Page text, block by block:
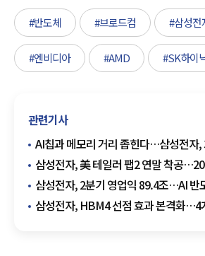
#반도체 #브로드컴 #삼성전
#엔비디아 #AMD #SK하이
관련기사
AI칩과 메모리 거리 좁힌다…삼성전
첫 공개
삼성전자, 美 테일러 팹2 연말 착공
양산 목표
삼성전자, 2분기 영업익 89.4조…AI 반
최대'
삼성전자, HBM4 선점 효과 본격화…4